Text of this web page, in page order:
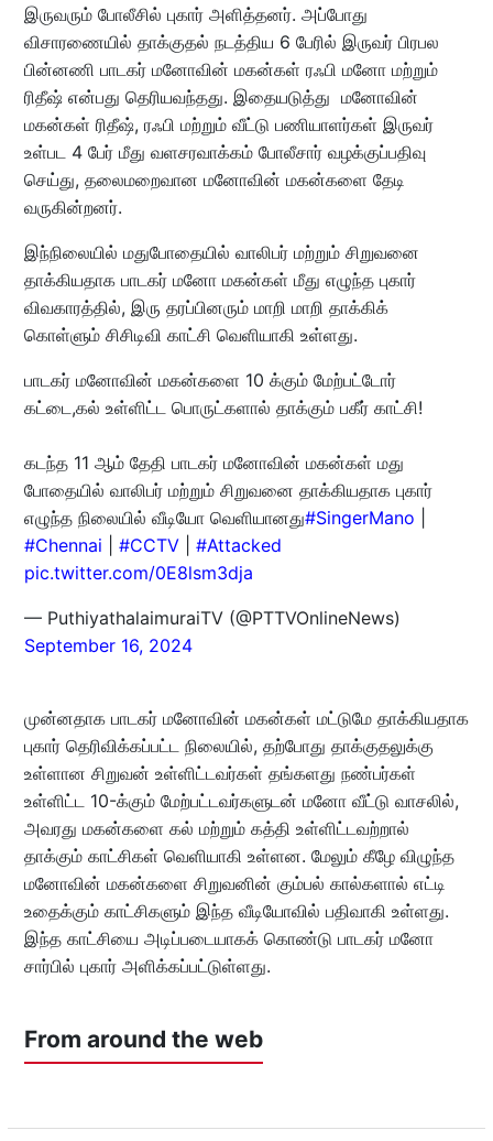
இருவரும் போலீசில் புகார் அளித்தனர். அப்போது
விசாரணையில் தாக்குதல் நடத்திய 6 பேரில் இருவர் பிரபல
பின்னணி பாடகர் மனோவின் மகன்கள் ரஃபி மனோ மற்றும்
ரிதீஷ் என்பது தெரியவந்தது. இதையடுத்து மனோவின்
மகன்கள் ரிதீஷ், ரஃபி மற்றும் வீட்டு பணியாளர்கள் இருவர்
உள்பட 4 பேர் மீது வளசரவாக்கம் போலீசார் வழக்குப்பதிவு
செய்து, தலைமறைவான மனோவின் மகன்களை தேடி
வருகின்றனர்.
இந்நிலையில் மதுபோதையில் வாலிபர் மற்றும் சிறுவனை
தாக்கியதாக பாடகர் மனோ மகன்கள் மீது எழுந்த புகார்
விவகாரத்தில், இரு தரப்பினரும் மாறி மாறி தாக்கிக்
கொள்ளும் சிசிடிவி காட்சி வெளியாகி உள்ளது.
பாடகர் மனோவின் மகன்களை 10 க்கும் மேற்பட்டோர்
கட்டை,கல் உள்ளிட்ட பொருட்களால் தாக்கும் பகீர் காட்சி!
கடந்த 11 ஆம் தேதி பாடகர் மனோவின் மகன்கள் மது
போதையில் வாலிபர் மற்றும் சிறுவனை தாக்கியதாக புகார்
எழுந்த நிலையில் வீடியோ வெளியானது#SingerMano
#Chennai
#CCTV| #Attacked
pic.twitter.com/0E8lsm3dja
— PuthiyathalaimuraiTV (@PTTVOnlineNews)
September 16, 2024
முன்னதாக பாடகர் மனோவின் மகன்கள் மட்டுமே தாக்கியதாக
புகார் தெரிவிக்கப்பட்ட நிலையில், தற்போது தாக்குதலுக்கு
உள்ளான சிறுவன் உள்ளிட்டவர்கள் தங்களது நண்பர்கள்
உள்ளிட்ட 10-க்கும் மேற்பட்டவர்களுடன் மனோ வீட்டு வாசலில்,
அவரது மகன்களை கல் மற்றும் கத்தி உள்ளிட்டவற்றால்
தாக்கும் காட்சிகள் வெளியாகி உள்ளன. மேலும் கீழே விழுந்த
மனோவின் மகன்களை சிறுவனின் கும்பல் கால்களால் எட்டி
உதைக்கும் காட்சிகளும் இந்த வீடியோவில் பதிவாகி உள்ளது.
இந்த காட்சியை அடிப்படையாகக் கொண்டு பாடகர் மனோ
சார்பில் புகார் அளிக்கப்பட்டுள்ளது.
From around the web